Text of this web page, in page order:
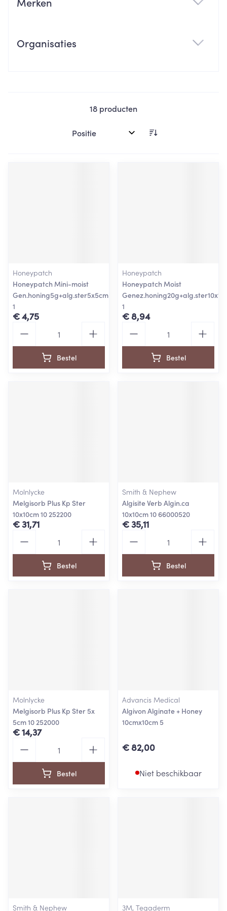
Organisaties
18 producten
Sorteer op:
Honeypatch
Honeypatch Mini-moist
Gen.honing5g+alg.ster5x5cm
1
€ 4,75
Bestel
Honeypatch
Honeypatch Moist
1
€ 8,94
Bestel
Molnlycke
Melgisorb Plus Kp Ster
10x10cm 10 252200
€ 31,71
Bestel
Smith & Nephew
Algisite Verb Algin.ca
10x10cm 10 66000520
€ 35,11
Bestel
Molnlycke
Melgisorb Plus Kp Ster 5x
5cm 10 252000
€ 14,37
Bestel
Advancis Medical
Algivon Alginate + Honey
10cmx10cm 5
€ 82,00
Niet beschikbaar
Smith & Nephew 3M, Tegaderm